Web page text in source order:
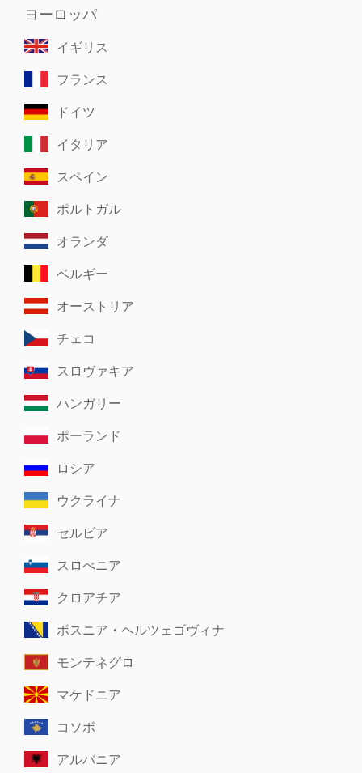
ヨーロッパ
イギリス
フランス
ドイツ
イタリア
スペイン
ポルトガル
オランダ
ベルギー
オーストリア
チェコ
スロヴァキア
ハンガリー
ポーランド
ロシア
ウクライナ
セルビア
スロべニア
クロアチア
ボスニア・ヘルツェゴヴィナ
モンテネグロ
マケドニア
コソボ
アルバニア